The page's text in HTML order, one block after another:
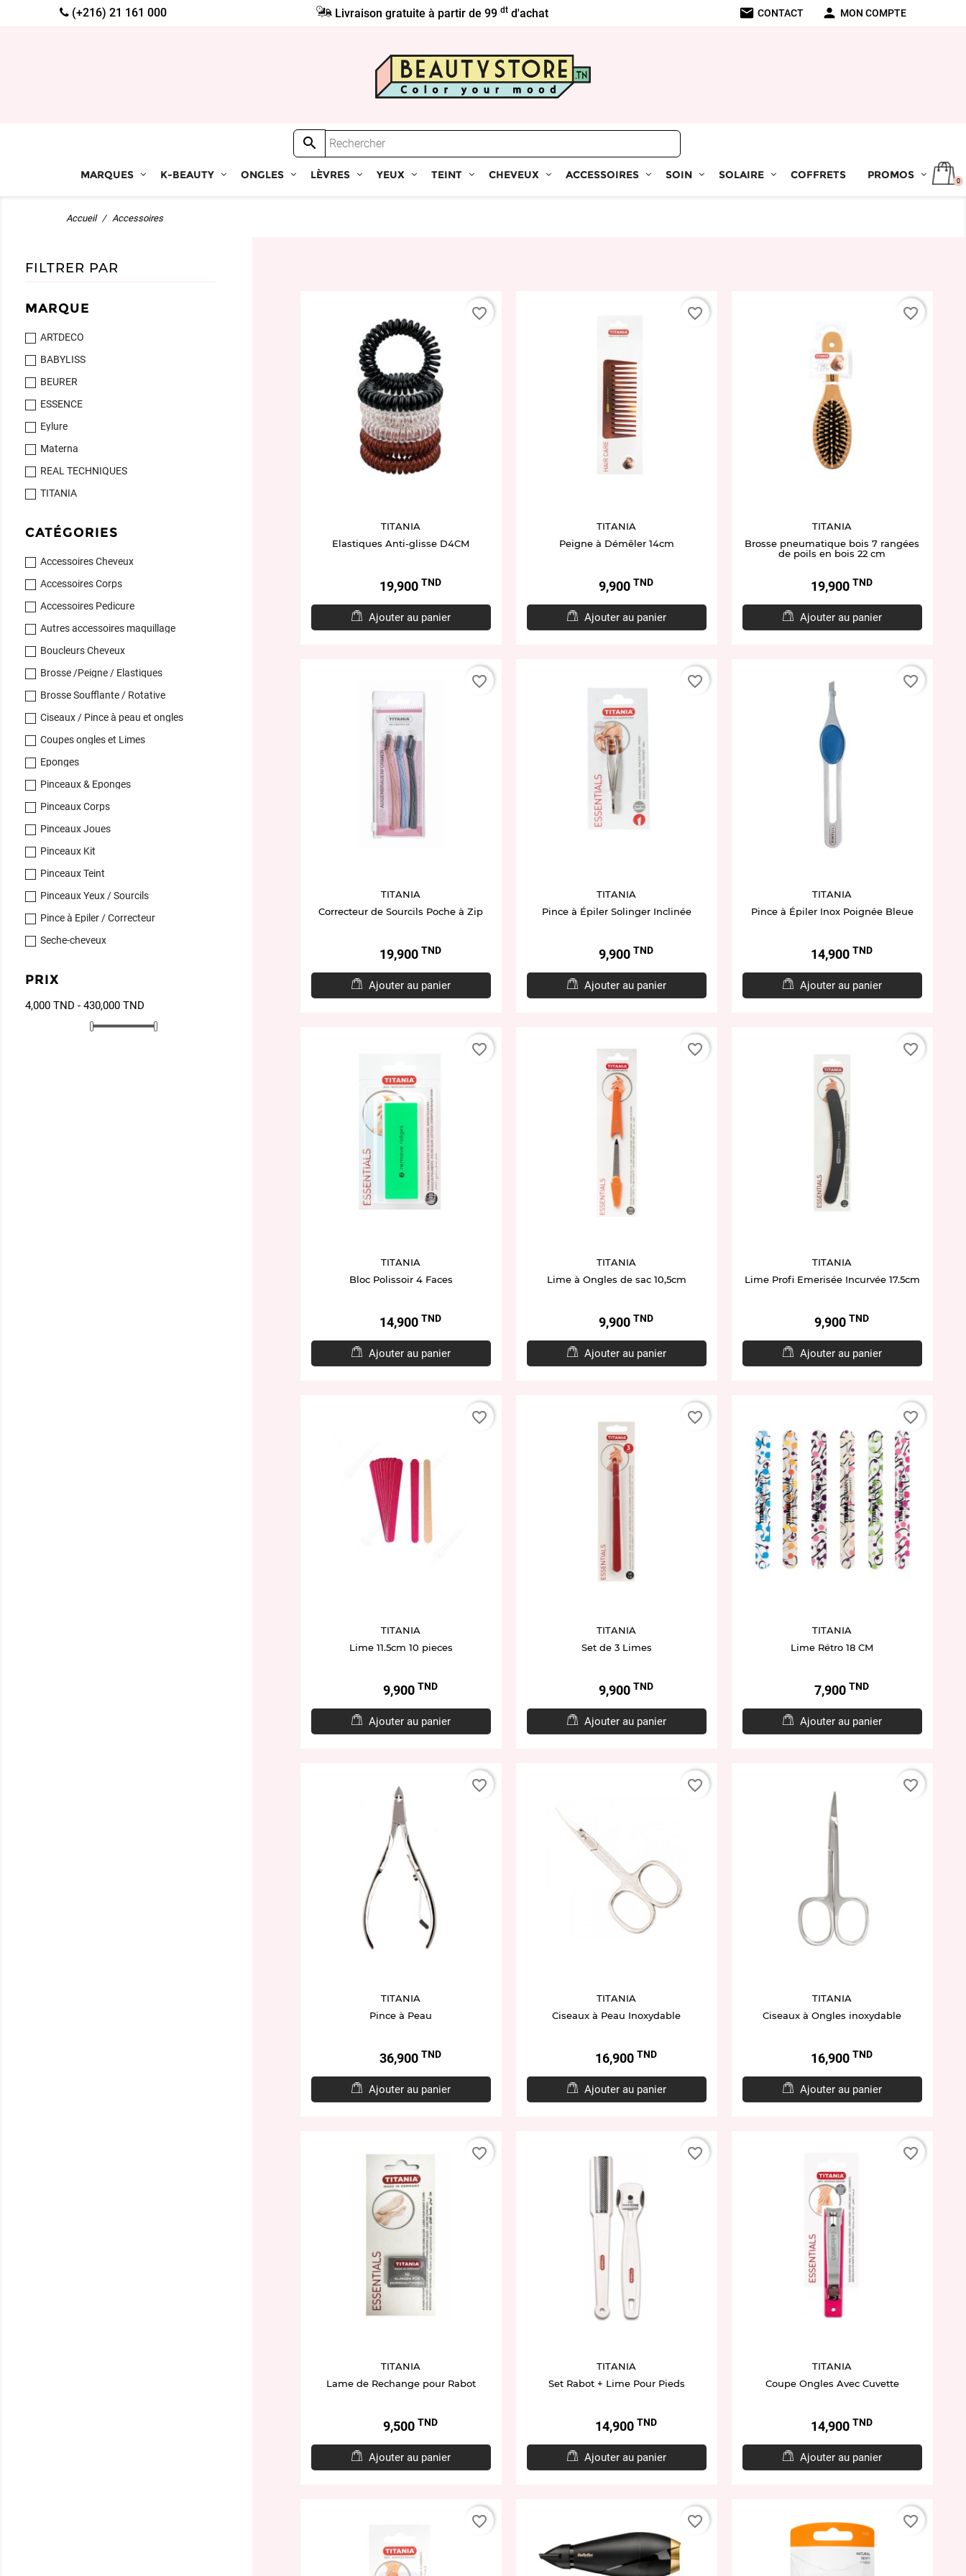
(+216) 21 161 000 Livraison gratuite à partir de 99dt d'achat mail CONTACT person MON COMPTE
MARQUES K-BEAUTY ONGLES LÈVRES YEUX TEINT CHEVEUX ACCESSOIRES SOIN SOLAIRE COFFRETS PROMOS 0

Accueil Accessoires
FILTRER PAR
MARQUE
ARTDECO
BABYLISS
BEURER
ESSENCE
Eylure
Materna
REAL TECHNIQUES
TITANIA
CATÉGORIES
Accessoires Cheveux
Accessoires Corps
Accessoires Pedicure
Autres accessoires maquillage
Boucleurs Cheveux
Brosse /Peigne / Elastiques
Brosse Soufflante / Rotative
Ciseaux / Pince à peau et ongles
Coupes ongles et Limes
Eponges
Pinceaux & Eponges
Pinceaux Corps
Pinceaux Joues
Pinceaux Kit
Pinceaux Teint
Pinceaux Yeux / Sourcils
Pince à Epiler / Correcteur
Seche-cheveux
PRIX
4,000 TND - 430,000 TND
TITANIA
Elastiques Anti-glisse D4CM
Prix19,900 TND
Ajouter au panier
favorite_border
TITANIA
Peigne à Démêler 14cm
Prix9,900 TND
Ajouter au panier
favorite_border
TITANIA
Brosse pneumatique bois 7 rangées
de poils en bois 22 cm
Prix19,900 TND
Ajouter au panier
favorite_border
TITANIA
Correcteur de Sourcils Poche à Zip
Prix19,900 TND
Ajouter au panier
favorite_border
TITANIA
Pince à Épiler Solinger Inclinée
Prix9,900 TND
Ajouter au panier
favorite_border
TITANIA
Pince à Épiler Inox Poignée Bleue
Prix14,900 TND
Ajouter au panier
favorite_border
TITANIA
Bloc Polissoir 4 Faces
Prix14,900 TND
Ajouter au panier
favorite_border
TITANIA
Lime à Ongles de sac 10,5cm
Prix9,900 TND
Ajouter au panier
favorite_border
TITANIA
Lime Profi Emerisée Incurvée 17.5cm
Prix9,900 TND
Ajouter au panier
favorite_border
TITANIA
Lime 11.5cm 10 pieces
Prix9,900 TND
Ajouter au panier
favorite_border
TITANIA
Set de 3 Limes
Prix9,900 TND
Ajouter au panier
favorite_border
TITANIA
Lime Rétro 18 CM
Prix7,900 TND
Ajouter au panier
favorite_border
TITANIA
Pince à Peau
Prix36,900 TND
Ajouter au panier
favorite_border
TITANIA
Ciseaux à Peau Inoxydable
Prix16,900 TND
Ajouter au panier
favorite_border
TITANIA
Ciseaux à Ongles inoxydable
Prix16,900 TND
Ajouter au panier
favorite_border
TITANIA
Lame de Rechange pour Rabot
Prix9,500 TND
Ajouter au panier
favorite_border
TITANIA
Set Rabot + Lime Pour Pieds
Prix14,900 TND
Ajouter au panier
favorite_border
TITANIA
Coupe Ongles Avec Cuvette
Prix14,900 TND
Ajouter au panier
favorite_border
favorite_border favorite_border favorite_border